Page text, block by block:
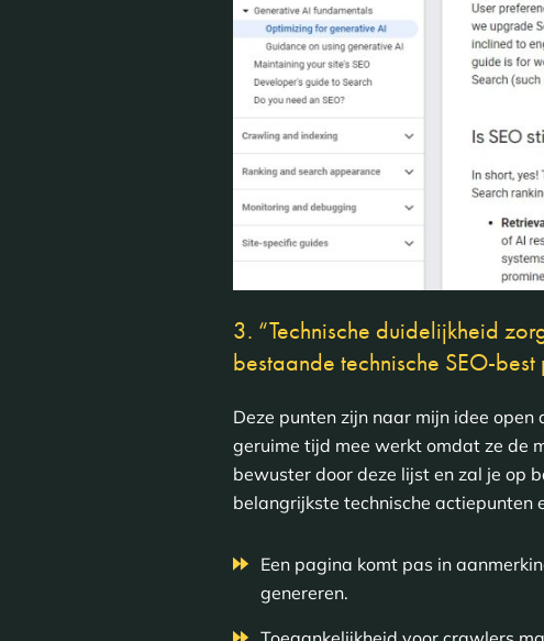
3. “Technische duidelijkheid
bestaande technische SEO-
Deze punten zijn naar mijn idee
geruime tijd mee werkt omdat ze de
bewuster door deze lijst en zal je op
belangrijkste technische actiepunten
Een pagina komt pas in
genereren.